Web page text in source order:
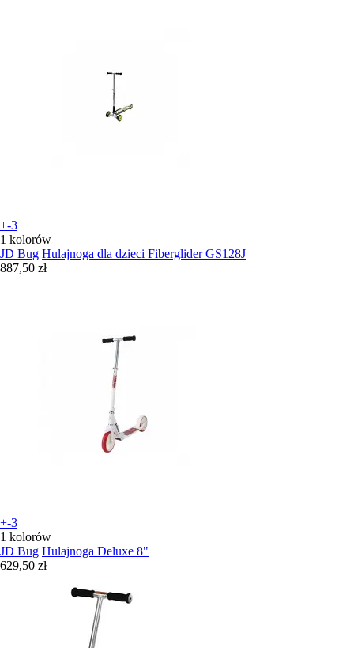
+-3
1 kolorów
JD Bug Hulajnoga dla dzieci Fiberglider GS128J
887,50 zł
+-3
1 kolorów
JD Bug Hulajnoga Deluxe 8"
629,50 zł